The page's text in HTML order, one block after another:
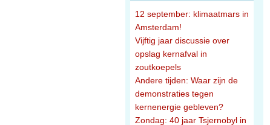
12 september: klimaatmars in
Amsterdam!
Vijftig jaar discussie over
opslag kernafval in
zoutkoepels
Andere tijden: Waar zijn de
demonstraties tegen
kernenergie gebleven?
Zondag: 40 jaar Tsjernobyl in